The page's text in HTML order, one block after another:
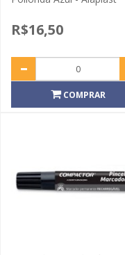
R$16,50
COMPRAR